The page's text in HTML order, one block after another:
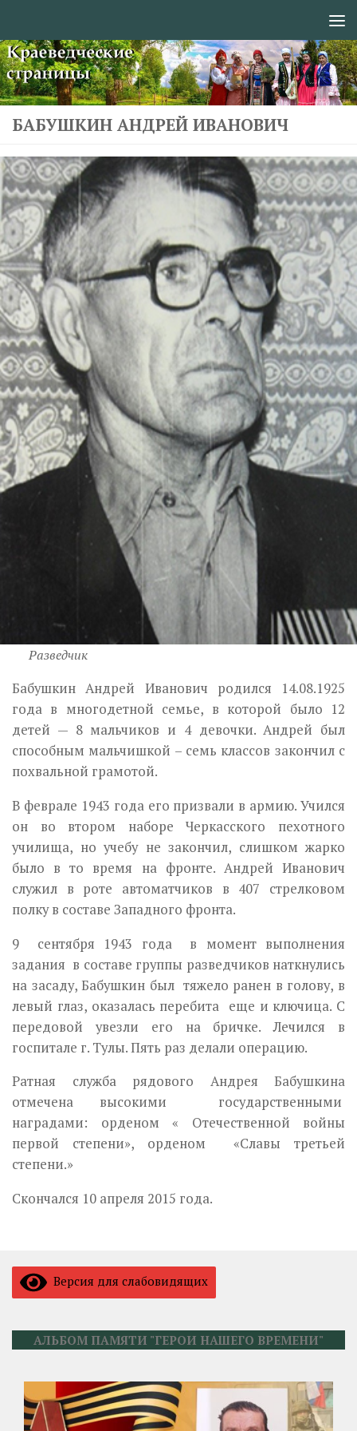
БАБУШКИН АНДРЕЙ ИВАНОВИЧ
Разведчик
Бабушкин Андрей Иванович родился 14.08.1925
года в многодетной семье, в которой было 12
детей — 8 мальчиков и 4 девочки. Андрей был
способным мальчишкой – семь классов закончил с
похвальной грамотой.
В феврале 1943 года его призвали в армию. Учился
он во втором наборе Черкасского пехотного
училища, но учебу не закончил, слишком жарко
было в то время на фронте. Андрей Иванович
служил в роте автоматчиков в 407 стрелковом
полку в составе Западного фронта.
9 сентября 1943 года в момент выполнения
задания в составе группы разведчиков наткнулись
на засаду, Бабушкин был тяжело ранен в голову, в
левый глаз, оказалась перебита еще и ключица. С
передовой увезли его на бричке. Лечился в
госпитале г. Тулы. Пять раз делали операцию.
Ратная служба рядового Андрея Бабушкина
отмечена высокими государственными
наградами: орденом « Отечественной войны
первой степени», орденом «Славы третьей
степени.»
Скончался 10 апреля 2015 года.
Версия для слабовидящих
АЛЬБОМ ПАМЯТИ "ГЕРОИ НАШЕГО ВРЕМЕНИ"